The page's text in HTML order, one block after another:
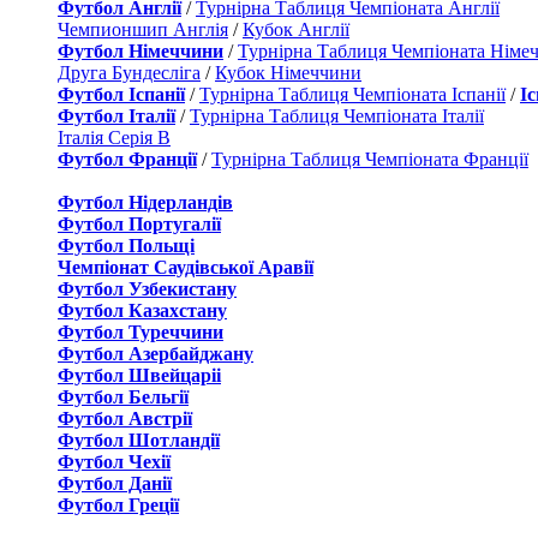
Футбол Англії/Турнірна Таблиця Чемпіоната Англії
Чемпионшип Англія /Кубок Англії
Футбол Німеччини /Турнірна Таблиця Чемпіоната
Друга Бундесліга /Кубок Німеччини
Футбол Іспанії/Турнірна Таблиця Чемпіоната Іспанії/
Футбол Італії/Турнірна Таблиця Чемпіоната Італії
Італія Серія B
Футбол Франції/Турнірна Таблиця Чемпіоната Франції
Футбол Нідерландiв
Футбол Португалії
Футбол Польщі
Чемпіонат Саудівської Аравії
Футбол Узбекистану
Футбол Казахстану
Футбол Туреччини
Футбол Азербайджану
Футбол Швейцаріі
Футбол Бельгії
Футбол Австрії
Футбол Шотландії
Футбол Чехії
Футбол Данії
Футбол Греції